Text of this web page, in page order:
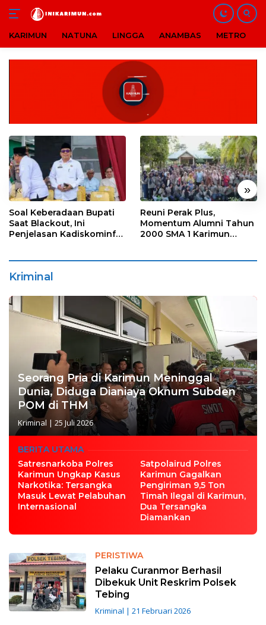
KARIMUN NATUNA LINGGA ANAMBAS METRO
« »
Soal Keberadaan Bupati
Saat Blackout, Ini
Penjelasan Kadiskominfo
Reuni Perak Plus,
Momentum Alumni Tahun
2000 SMA 1 Karimun
Kriminal
Seorang Pria di Karimun Meninggal
Dunia, Diduga Dianiaya Oknum Subden
POM di THM
Kriminal | 25 Juli 2026
BERITA UTAMA
Satresnarkoba Polres
Karimun Ungkap Kasus
Narkotika: Tersangka
Masuk Lewat Pelabuhan
Internasional
Satpolairud Polres
Karimun Gagalkan
Pengiriman 9,5 Ton
Timah Ilegal di Karimun,
Dua Tersangka
Diamankan
PERISTIWA
Pelaku Curanmor Berhasil
Dibekuk Unit Reskrim Polsek
Tebing
Kriminal | 21 Februari 2026